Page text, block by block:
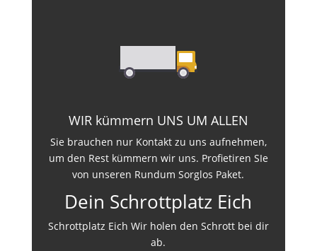
WIR kümmern UNS UM ALLEN
Sie brauchen nur Kontakt zu uns aufnehmen,
um den Rest kümmern wir uns. Profietiren SIe
von unseren Rundum Sorglos Paket.
Dein Schrottplatz Eich
Schrottplatz Eich Wir holen den Schrott bei dir
ab.